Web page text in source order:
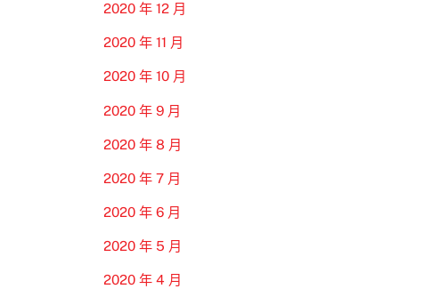
2020 年 12 月
2020 年 11 月
2020 年 10 月
2020 年 9 月
2020 年 8 月
2020 年 7 月
2020 年 6 月
2020 年 5 月
2020 年 4 月